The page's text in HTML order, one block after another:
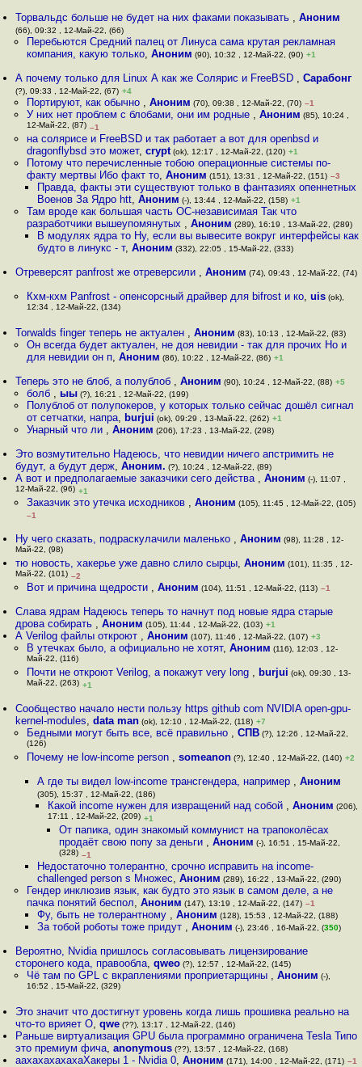
Торвальдс больше не будет на них факами показывать ,Аноним
(66), 09:32 , 12-Май-22, (66)
Перебьются Средний палец от Линуса сама крутая рекламная
компания, какую только, Аноним (90), 10:32 , 12-Май-22, (90) +1
А почему только для Linux А как же Солярис и FreeBSD ,Сарабонг
(?), 09:33 , 12-Май-22, (67) +4
Портируют, как обычно , Аноним (70), 09:38 , 12-Май-22, (70) –1
У них нет проблем с блобами, они им родные , Аноним (85), 10:24 ,
12-Май-22, (87) –1
на солярисе и FreeBSD и так работает а вот для openbsd и
dragonflybsd это может, crypt(ok), 12:17 , 12-Май-22, (120) +1
Потому что перечисленные тобою операционные системы по-
факту мертвы Ибо факт то, Аноним (151), 13:31 , 12-Май-22, (151) –3
Правда, факты эти существуют только в фантазиях опеннетных
Военов За Ядро htt, Аноним (-), 13:44 , 12-Май-22, (158) +1
Там вроде как большая часть ОС-независимая Так что
разработчики вышеупомянутых , Аноним (289), 16:19 , 13-Май-22, (289)
В модулях ядра то Ну, если вы вывесите вокруг интерфейсы как
будто в линукс - т, Аноним (332), 22:05 , 15-Май-22, (333)
Отреверсят panfrost же отреверсили ,Аноним (74), 09:43 , 12-Май-22, (74)
Кхм-кхм Panfrost - опенсорсный драйвер для bifrost и ко, uis(ok),
12:34 , 12-Май-22, (134)
Torwalds finger теперь не актуален ,Аноним (83), 10:13 , 12-Май-22, (83)
Он всегда будет актуален, не доя невидии - так для прочих Но и
для невидии он п, Аноним (86), 10:22 , 12-Май-22, (86) +1
Теперь это не блоб, а полублоб ,Аноним (90), 10:24 , 12-Май-22, (88) +5
болб , ыы(?), 16:21 , 12-Май-22, (199)
Полублоб от полупокеров, у которых только сейчас дошёл сигнал
от сетчатки, напра, burjui (ok), 09:29 , 13-Май-22, (262) +1
Унарный что ли , Аноним (206), 17:23 , 13-Май-22, (298)
Это возмутительно Надеюсь, что невидии ничего апстримить не
будут, а будут держ,Аноним. (?), 10:24 , 12-Май-22, (89)
А вот и предполагаемые заказчики сего действа ,Аноним (-), 11:07 ,
12-Май-22, (96) +1
Заказчик это утечка исходников , Аноним (105), 11:45 , 12-Май-22, (105)
–1
Ну чего сказать, подраскулачили маленько ,Аноним (98), 11:28 , 12-
Май-22, (98)
тю новость, хакерье уже давно слило сырцы,Аноним (101), 11:35 , 12-
Май-22, (101) –2
Вот и причина щедрости , Аноним (104), 11:51 , 12-Май-22, (113) –1
Слава ядрам Надеюсь теперь то начнут под новые ядра старые
дрова собирать ,Аноним (105), 11:44 , 12-Май-22, (103) +1
А Verilog файлы откроют ,Аноним (107), 11:46 , 12-Май-22, (107) +3
В утечках было, а официально не хотят, Аноним (116), 12:03 , 12-
Май-22, (116)
Почти не откроют Verilog, а покажут very long , burjui (ok), 09:30 , 13-
Май-22, (263) +1
Сообщество начало нести пользу https github com NVIDIA open-gpu-
kernel-modules,data man (ok), 12:10 , 12-Май-22, (118) +7
Бедными могут быть все, всё правильно , СПВ(?), 12:26 , 12-Май-22,
(126)
Почему не low-income person , someanon(?), 12:40 , 12-Май-22, (140) +2
А где ты видел low-income трансгендера, например , Аноним
(305), 15:37 , 12-Май-22, (186)
Какой income нужен для извращений над собой ,Аноним (206),
17:11 , 12-Май-22, (209) +1
От папика, один знакомый коммунист на трапоколёсах
продаёт свою попу за деньги , Аноним (-), 16:51 , 15-Май-22,
(328) –1
Недостаточно толерантно, срочно исправить на income-
challenged person s Множес, Аноним (289), 16:22 , 13-Май-22, (290)
Гендер инклюзив язык, как будто это язык в самом деле, а не
пачка понятий беспол, Аноним (147), 13:19 , 12-Май-22, (147) –1
Фу, быть не толерантному , Аноним (128), 15:53 , 12-Май-22, (188)
За тобой роботы тоже придут , Аноним (-), 23:46 , 16-Май-22, (350)
Вероятно, Nvidia пришлось согласовывать лицензирование
сторонего кода, правообла,qweo (?), 12:57 , 12-Май-22, (145)
Чё там по GPL с вкраплениями проприетарщины , Аноним (-),
16:52 , 15-Май-22, (329)
Это значит что достигнут уровень когда лишь прошивка реально на
что-то врияет О,qwe (??), 13:17 , 12-Май-22, (146)
Раньше виртуализация GPU была программно ограничена Tesla Типо
это премиум фича,anonymous (??), 13:57 , 12-Май-22, (168)
аахахахахахаХакеры 1 - Nvidia 0,Аноним (171), 14:00 , 12-Май-22, (171) –1